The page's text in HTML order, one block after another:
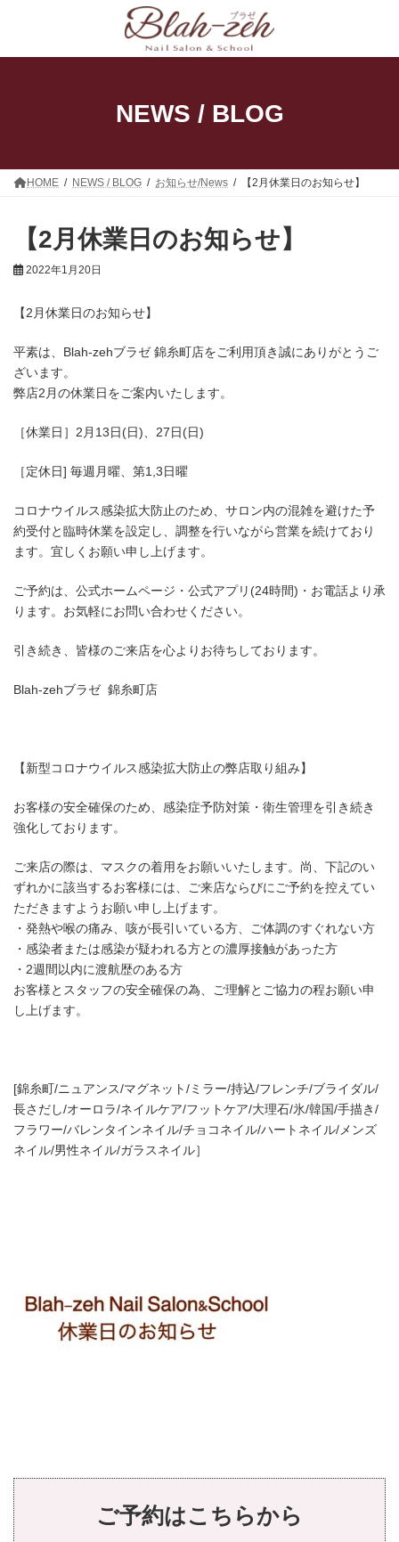
ン
ー
NEWS / BLOG
HOME NEWS / BLOG お知らせ/News 【2月休業日のお知らせ】
【2月休業日のお知らせ】
2022年1月20日
【2月休業日のお知らせ】
平素は、Blah-zehブラゼ 錦糸町店をご利用頂き誠にありがとうご
ざいます。
弊店2月の休業日をご案内いたします。
［休業日］2月13日(日)、27日(日)
［定休日] 毎週月曜、第1,3日曜
コロナウイルス感染拡大防止のため、サロン内の混雑を避けた予
約受付と臨時休業を設定し、調整を行いながら営業を続けており
ます。宜しくお願い申し上げます。
ご予約は、公式ホームページ・公式アプリ(24時間)・お電話より承
ります。お気軽にお問い合わせください。
引き続き、皆様のご来店を心よりお待ちしております。
Blah-zehブラゼ 錦糸町店
【新型コロナウイルス感染拡大防止の弊店取り組み】
お客様の安全確保のため、感染症予防対策・衛生管理を引き続き
強化しております。
ご来店の際は、マスクの着用をお願いいたします。尚、下記のい
ずれかに該当するお客様には、ご来店ならびにご予約を控えてい
ただきますようお願い申し上げます。
・発熱や喉の痛み、咳が長引いている方、ご体調のすぐれない方
・感染者または感染が疑われる方との濃厚接触があった方
・2週間以内に渡航歴のある方
お客様とスタッフの安全確保の為、ご理解とご協力の程お願い申
し上げます。
[錦糸町/ニュアンス/マグネット/ミラー/持込/フレンチ/ブライダル/
長さだし/オーロラ/ネイルケア/フットケア/大理石/氷/韓国/手描き/
フラワー/バレンタインネイル/チョコネイル/ハートネイル/メンズ
ネイル/男性ネイル/ガラスネイル］
ご予約はこちらから